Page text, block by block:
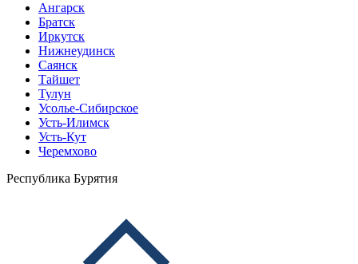
Ангарск
Братск
Иркутск
Нижнеудинск
Саянск
Тайшет
Тулун
Усолье-Сибирское
Усть-Илимск
Усть-Кут
Черемхово
Республика Бурятия